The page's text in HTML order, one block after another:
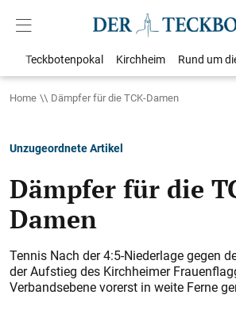
Teckbotenpokal Kirchheim Rund um
Home Dämpfer für die TCK-Damen
Unzugeordnete Artikel
Dämpfer für die
Damen
Tennis Nach der 4:5-Niederlage gegen
der Aufstieg des Kirchheimer
Verbandsebene vorerst in weite Ferne